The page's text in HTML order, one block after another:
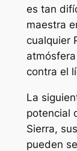
es tan
maestra
cualquier
contra el
La
potencial
Sierra,
pueden